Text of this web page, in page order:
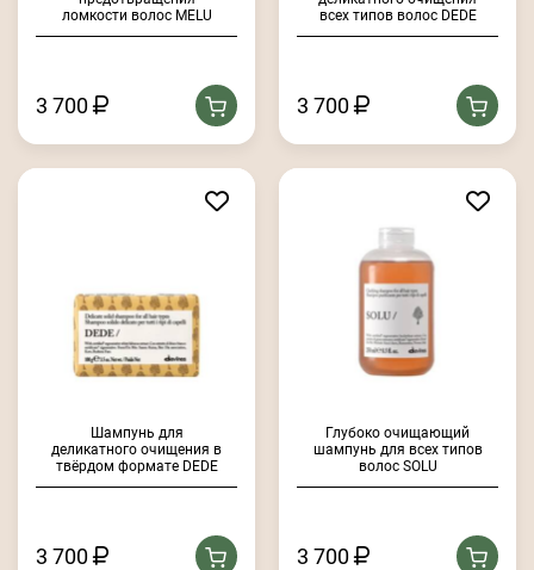
ломкости волос MELU
3 700
всех типов волос DEDE
3 700
Шампунь для
деликатного очищения в
твёрдом формате DEDE
3 700
Глубоко очищающий
шампунь для всех типов
волос SOLU
3 700